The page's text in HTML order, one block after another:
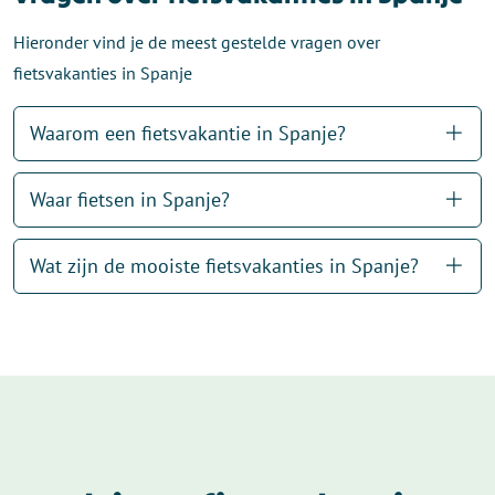
Hieronder vind je de meest gestelde vragen over
fietsvakanties in Spanje
Waarom een fietsvakantie in Spanje?
Waar fietsen in Spanje?
Wat zijn de mooiste fietsvakanties in Spanje?